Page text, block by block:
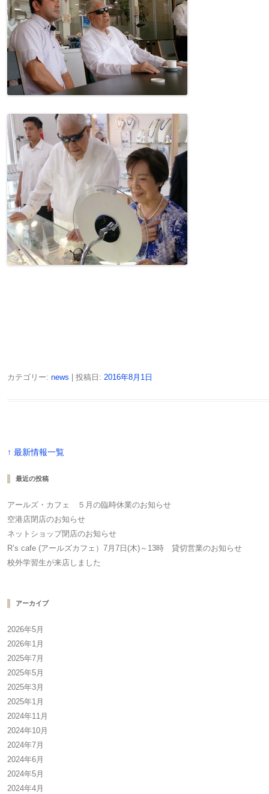
カテゴリー: news | 投稿日: 2016年8月1日
↑ 最新情報一覧
最近の投稿
アールズ・カフェ ５月の臨時休業のお知らせ
空港店閉店のお知らせ
ネットショップ閉店のお知らせ
R’s cafe (アールズカフェ）7月7日(木)～13時 貸切営業のお知らせ
校外学習生が来店しました
アーカイブ
2026年5月
2026年1月
2025年7月
2025年5月
2025年3月
2025年1月
2024年11月
2024年10月
2024年7月
2024年6月
2024年5月
2024年4月